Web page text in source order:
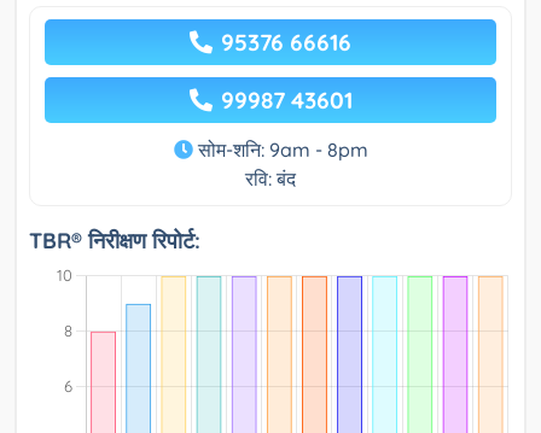
95376 66616
99987 43601
सोम-शनि: 9am - 8pm
रवि: बंद
TBR® निरीक्षण रिपोर्ट: